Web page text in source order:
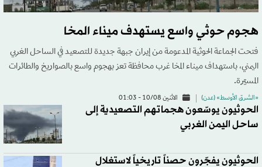
هجوم حوثي واسع يستهدف ميناء المخا
فتحت الجماعة الحوثية المدعومة من إيران جبهة جديدة للتصعيد في الساحل الغربي
اليمني، باستهداف ميناء المخا غرب محافظة تعز بهجوم واسع بالصواريخ والطائرات
المسيّرة.
«الشرق الأوسط» (عدن) الاثنين 10/08 - 01:03
الحوثيون يوسّعون هجماتهم التصعيدية إلى
ساحل اليمن الغربي
الحوثيون يفجّرون حصناً تاريخياً لاستغلال